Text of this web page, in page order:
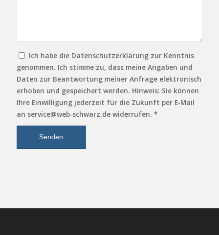
Ich habe die Datenschutzerklärung zur Kenntnis
genommen. Ich stimme zu, dass meine Angaben und
Daten zur Beantwortung meiner Anfrage elektronisch
erhoben und gespeichert werden. Hinweis: Sie können
Ihre Einwilligung jederzeit für die Zukunft per E-Mail
an service@web-schwarz.de widerrufen. *